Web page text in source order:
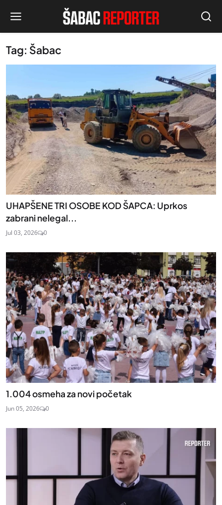
Tag: Šabac
UHAPŠENE TRI OSOBE KOD ŠAPCA: Uprkos
zabrani nelegal...
Jul 03, 2026 0
1.004 osmeha za novi početak
Jun 05, 2026 0